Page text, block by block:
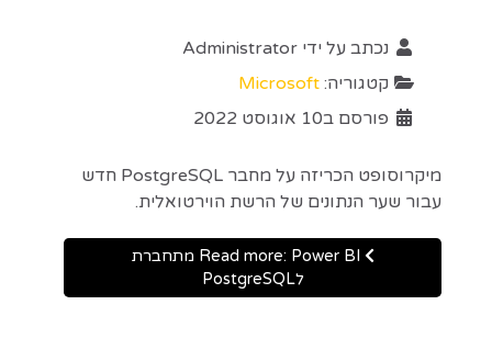
נכתב על ידי Administrator
קטגוריה: Microsoft
פורסם ב10 אוגוסט 2022
מיקרוסופט הכריזה על מחבר PostgreSQL חדש
עבור שער הנתונים של הרשת הוירטואלית.
Read more: Power BI מתחברת
לPostgreSQL